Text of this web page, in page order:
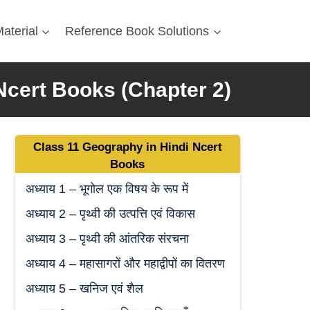
Reference Book Solutions
Books (Chapter 2)
Class 11 Geographyin Hindi Ncert
Books
अध्याय 1 – भूगोल एक विषय के रूप में
अध्याय 2 – पृथ्वी की उत्पत्ति एवं विकास
अध्याय 3 – पृथ्वी की आंतरिक संरचना
अध्याय 4 – महासागरों और महाद्वीपों का वितरण
अध्याय 5 – खनिज एवं शैल